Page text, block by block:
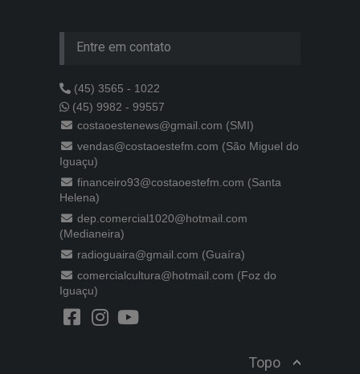
Entre em contato
(45) 3565 - 1022
(45) 9982 - 99557
costaoestenews@gmail.com (SMI)
vendas@costaoestefm.com (São Miguel do
Iguaçu)
financeiro93@costaoestefm.com (Santa
Helena)
dep.comercial1020@hotmail.com
(Medianeira)
radioguaira@gmail.com (Guaíra)
comercialcultura@hotmail.com (Foz do
Iguaçu)
Topo